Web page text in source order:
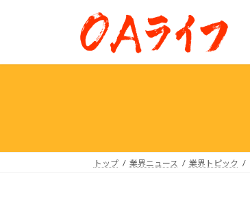
プ
動
トップ 業界ニュース 業界トピック